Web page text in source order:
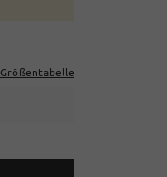
Größentabelle